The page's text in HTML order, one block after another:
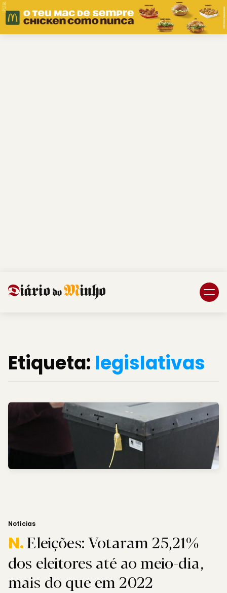
PUB.
Etiqueta: legislativas
Notícias
N.Eleições: Votaram 25,21%
dos eleitores até ao meio-dia,
mais do que em 2022